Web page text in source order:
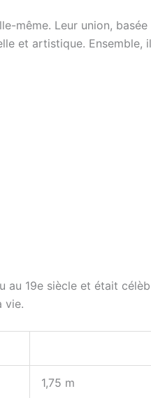
même. Leur union,
et artistique.
19e siècle et était
vie.
1,75 m